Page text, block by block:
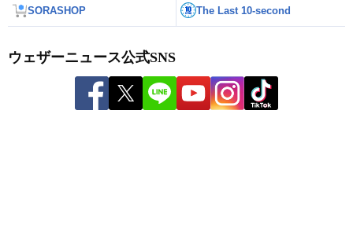
SORASHOP The Last 10-second
ウェザーニュース公式SNS